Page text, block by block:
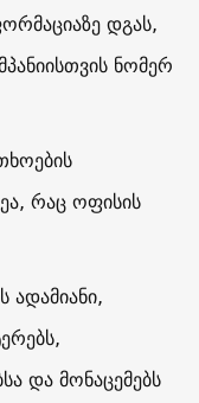
დგას,
ნომერ
რაც ოფისის
ადამიანი,
და მონაცემებს